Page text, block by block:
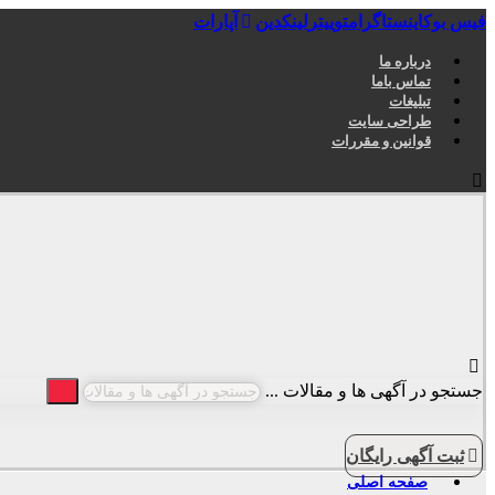
فیس بوکاینستاگرامتوییتر لینکدین آپارات
درباره ما
تماس باما
تبلیغات
طراحی سایت
قوانین و مقررات
جستجو در آگهی ها و مقالات ...
ثبت آگهی رایگان
صفحه اصلی